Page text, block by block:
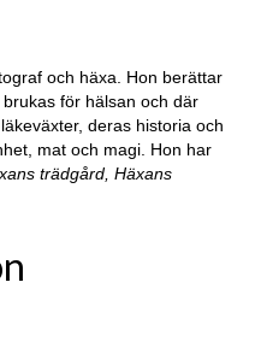
och häxa. Hon berättar
för hälsan och där
deras historia och
mat och magi. Hon har
trädgård, Häxans